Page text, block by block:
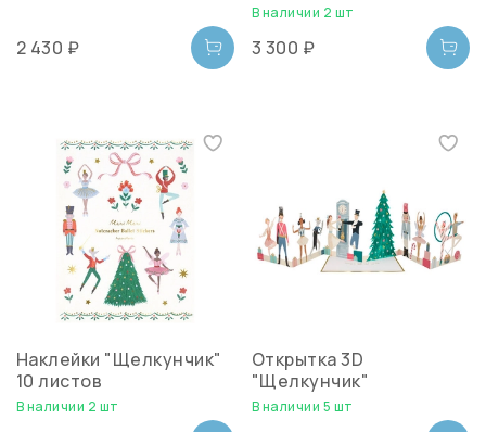
2 430 ₽
В наличии 2 шт
3 300 ₽
Наклейки "Щелкунчик"
10 листов
В наличии 2 шт
Открытка 3D
"Щелкунчик"
В наличии 5 шт